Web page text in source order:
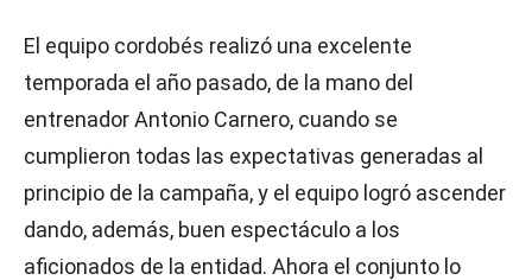
El equipo cordobés realizó una excelente
temporada el año pasado, de la mano del
entrenador Antonio Carnero, cuando se
cumplieron todas las expectativas generadas al
principio de la campaña, y el equipo logró ascender
dando, además, buen espectáculo a los
aficionados de la entidad. Ahora el conjunto lo